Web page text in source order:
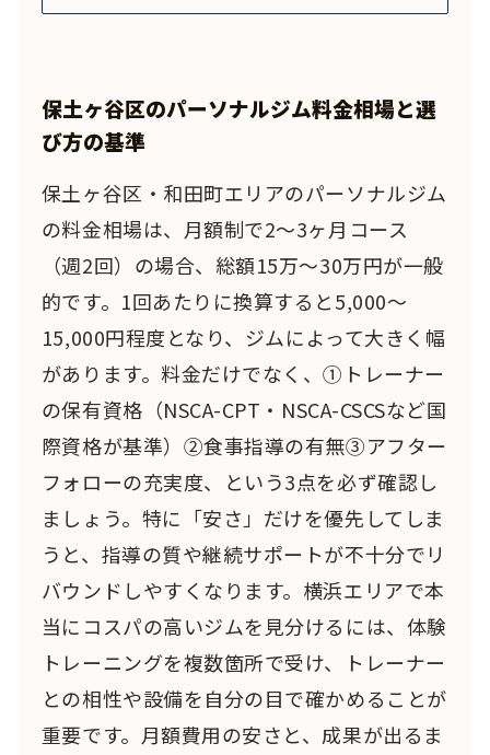
保土ヶ谷区のパーソナルジム料金相場と選
び方の基準
保土ヶ谷区・和田町エリアのパーソナルジム
の料金相場は、月額制で2〜3ヶ月コース
（週2回）の場合、総額15万〜30万円が一般
的です。1回あたりに換算すると5,000〜
15,000円程度となり、ジムによって大きく幅
があります。料金だけでなく、①トレーナー
の保有資格（NSCA-CPT・NSCA-CSCSなど国
際資格が基準）②食事指導の有無③アフター
フォローの充実度、という3点を必ず確認し
ましょう。特に「安さ」だけを優先してしま
うと、指導の質や継続サポートが不十分でリ
バウンドしやすくなります。横浜エリアで本
当にコスパの高いジムを見分けるには、体験
トレーニングを複数箇所で受け、トレーナー
との相性や設備を自分の目で確かめることが
重要です。月額費用の安さと、成果が出るま